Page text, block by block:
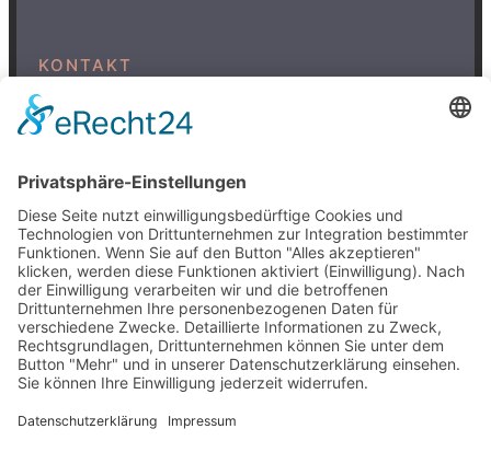
KONTAKT
15366 Neuenhagen
DATENSCHUTZ
IMPRESSUM
SOCIAL MEDIA